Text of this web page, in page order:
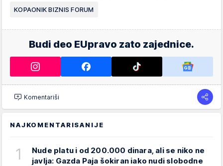
KOPAONIK BIZNIS FORUM
Budi deo EUpravo zato zajednice.
Komentariši
NAJKOMENTARISANIJE
1
Nude platu i od 200.000 dinara, ali se niko ne
javlja: Gazda Paja šokiran iako nudi slobodne